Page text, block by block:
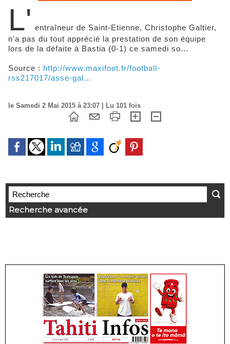
L' entraîneur de Saint-Etienne, Christophe Galtier,
n'a pas du tout apprécié la prestation de son équipe
lors de la défaite à Bastia (0-1) ce samedi so...
Source : http://www.maxifoot.fr/football-
rss217017/asse-gal...
le Samedi 2 Mai 2015 à 23:07 | Lu 101 fois
Recherche avancée